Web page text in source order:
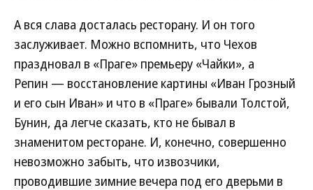
А вся слава досталась ресторану. И он того
заслуживает. Можно вспомнить, что Чехов
праздновал в «Праге» премьеру «Чайки», а
Репин — восстановление картины «Иван Грозный
и его сын Иван» и что в «Праге» бывали Толстой,
Бунин, да легче сказать, кто не бывал в
знаменитом ресторане. И, конечно, совершенно
невозможно забыть, что извозчики,
проводившие зимние вечера под его дверьми в